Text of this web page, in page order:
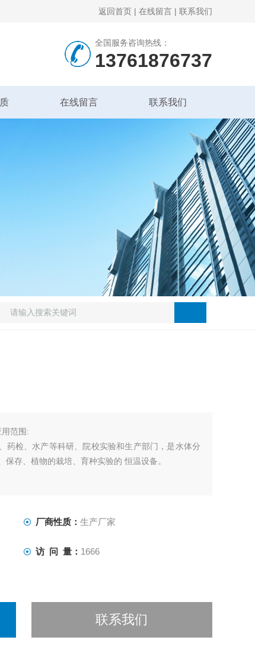
返回首页 | 在线留言 | 联系我们
全国服务咨询热线：
13761876737
在线留言 联系我们
范围:
药检、水产等科研、院校实验和生产部门，是水体分
存、植物的栽培、育种实验的 恒温设备。
厂商性质： 生产厂家
访 问 量： 1666
联系我们